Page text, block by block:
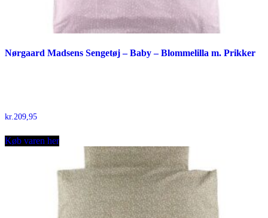
Nørgaard Madsens Sengetøj – Baby – Blommelilla m. Prikker
kr.209,95
Køb varen her